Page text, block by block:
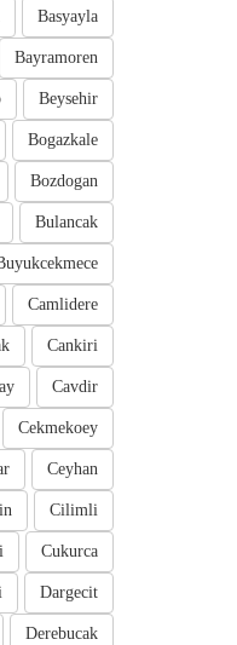
Basyayla
Bayramoren
Beysehir
Bogazkale
Bozdogan
Bulancak
Camlidere
Cankiri
Cavdir
Cekmekoey
Ceyhan
Cilimli
Cukurca
Dargecit
Derebucak